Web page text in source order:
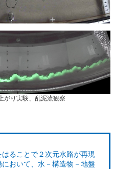
がり実験、乱泥流観察
ることで２次元水路が再現
おいて、水－構造物－地盤